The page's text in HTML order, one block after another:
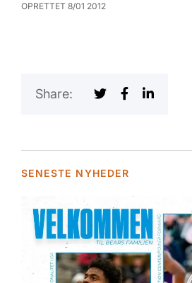
OPRETTET 8/01 2012
Share:
SENESTE NYHEDER